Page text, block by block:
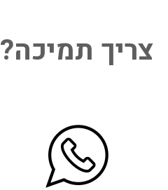
צריך תמיכה?